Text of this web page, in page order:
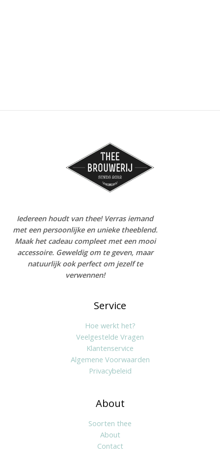
Iedereen houdt van thee! Verras iemand
met een persoonlijke en unieke theeblend.
Maak het cadeau compleet met een mooi
accessoire. Geweldig om te geven, maar
natuurlijk ook perfect om jezelf te
verwennen!
Service
Hoe werkt het?
Veelgestelde Vragen
Klantenservice
Algemene Voorwaarden
Privacybeleid
About
Soorten thee
About
Contact